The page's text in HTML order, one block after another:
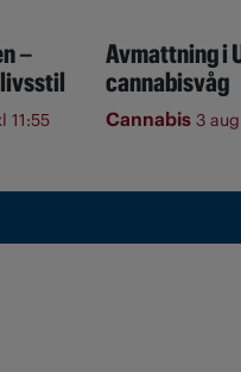
–
11:55
Avmattning i
cannabisvåg
Cannabis 3